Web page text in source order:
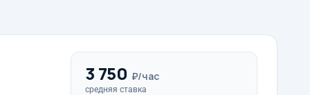
3 750 ₽/час
средняя ставка